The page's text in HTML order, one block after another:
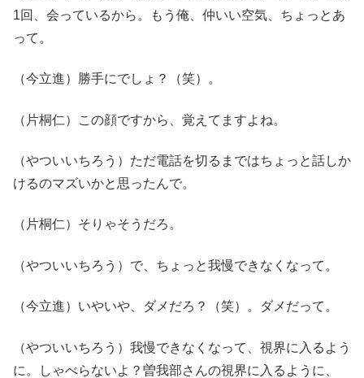
1回、会っているから。もう俺、仲いい空気、ちょっとあ
って。
（今立進）勝手にでしょ？（笑）。
（片桐仁）この顔ですから、覚えてますよね。
（やついいちろう）ただ電話を切るまではちょっと話しか
けるのマズいかと思ったんで。
（片桐仁）そりゃそうだろ。
（やついいちろう）で、ちょっと我慢できなくなって。
（今立進）いやいや、ダメだろ？（笑）。ダメだって。
（やついいちろう）我慢できなくなって、視界に入るよう
に。しゃべらないよ？曽我部さんの視界に入るように、